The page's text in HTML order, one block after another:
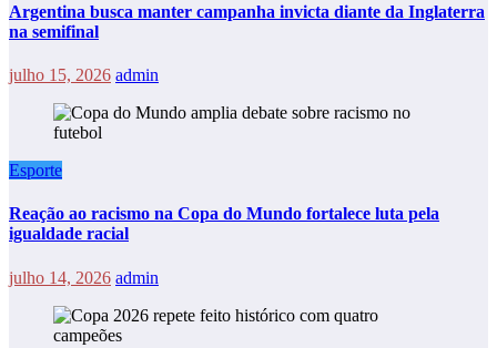
Argentina busca manter campanha invicta diante da Inglaterra
na semifinal
julho 15, 2026 admin
Esporte
Reação ao racismo na Copa do Mundo fortalece luta pela
igualdade racial
julho 14, 2026 admin